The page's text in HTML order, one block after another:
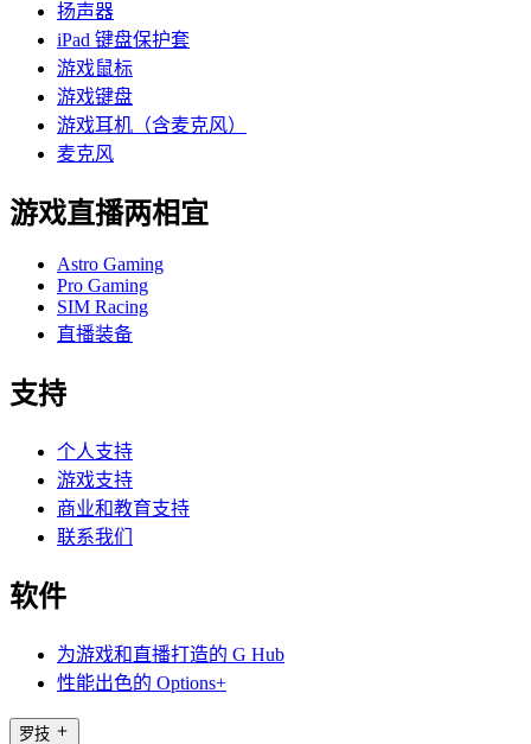
扬声器
iPad 键盘保护套
游戏鼠标
游戏键盘
游戏耳机（含麦克风）
麦克风
游戏直播两相宜
Astro Gaming
Pro Gaming
SIM Racing
直播装备
支持
个人支持
游戏支持
商业和教育支持
联系我们
软件
为游戏和直播打造的 G Hub
性能出色的 Options+
罗技